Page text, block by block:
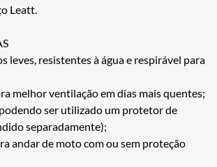
Leatt.
leves, resistentes à água e respirável para
melhor ventilação em dias mais quentes;
ser utilizado um protetor de
separadamente);
andar de moto com ou sem proteção